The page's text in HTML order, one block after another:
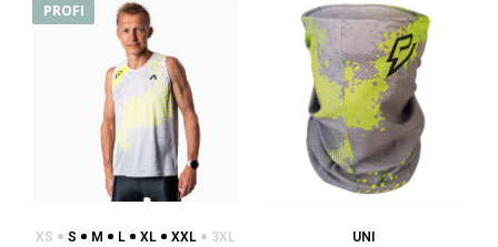
Dámsky priliehavý dres s dlhými rukávmi KOBI white
48,90€
PROFI
XS S M L XL XXL 3XL UNI